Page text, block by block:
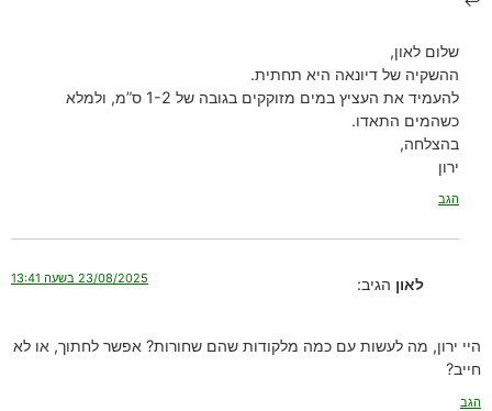
שלום לאון,
ההשקיה של דיונאה היא תחתית.
להעמיד את העציץ במים מזוקקים בגובה של 1-2 ס”מ, ולמלא
כשהמים התאדו.
בהצלחה,
ירון
הגב
לאון הגיב: 23/08/2025 בשעה 13:41
היי ירון, מה לעשות עם כמה מלקודות שהם שחורות? אפשר לחתוך, או לא
חייב?
הגב